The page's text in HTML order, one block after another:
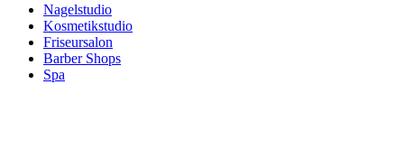
Nagelstudio
Kosmetikstudio
Friseursalon
Barber Shops
Spa